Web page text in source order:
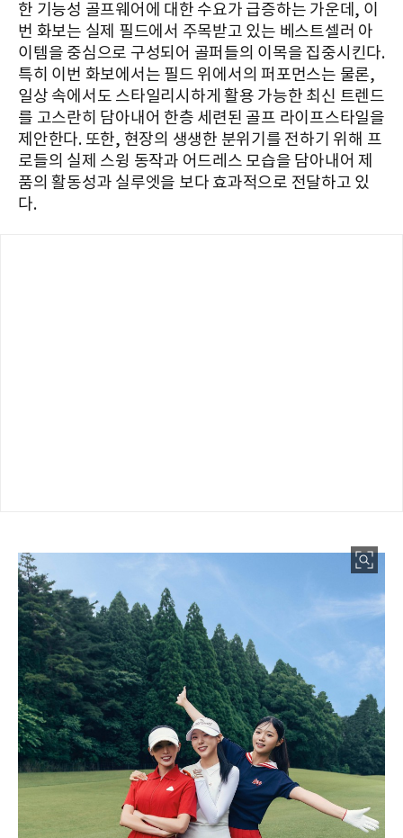
한 기능성 골프웨어에 대한 수요가 급증하는 가운데, 이
번 화보는 실제 필드에서 주목받고 있는 베스트셀러 아
이템을 중심으로 구성되어 골퍼들의 이목을 집중시킨다.
특히 이번 화보에서는 필드 위에서의 퍼포먼스는 물론,
일상 속에서도 스타일리시하게 활용 가능한 최신 트렌드
를 고스란히 담아내어 한층 세련된 골프 라이프스타일을
제안한다. 또한, 현장의 생생한 분위기를 전하기 위해 프
로들의 실제 스윙 동작과 어드레스 모습을 담아내어 제
품의 활동성과 실루엣을 보다 효과적으로 전달하고 있
다.